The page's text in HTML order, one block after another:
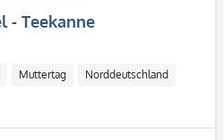
- Teekanne
Muttertag Norddeutschland